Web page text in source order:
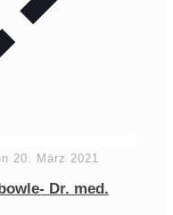
20. März 2021
Dr. med.